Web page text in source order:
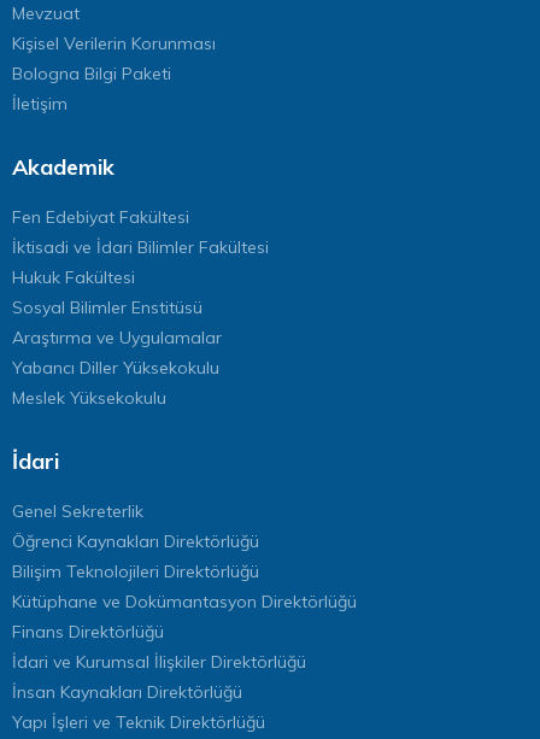
Mevzuat
Kişisel Verilerin Korunması
Bologna Bilgi Paketi
İletişim
Akademik
Fen Edebiyat Fakültesi
İktisadi ve İdari Bilimler Fakültesi
Hukuk Fakültesi
Sosyal Bilimler Enstitüsü
Araştırma ve Uygulamalar
Yabancı Diller Yüksekokulu
Meslek Yüksekokulu
İdari
Genel Sekreterlik
Öğrenci Kaynakları Direktörlüğü
Bilişim Teknolojileri Direktörlüğü
Kütüphane ve Dokümantasyon Direktörlüğü
Finans Direktörlüğü
İdari ve Kurumsal İlişkiler Direktörlüğü
İnsan Kaynakları Direktörlüğü
Yapı İşleri ve Teknik Direktörlüğü